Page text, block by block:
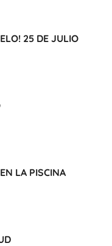
25 DE JULIO
LA PISCINA